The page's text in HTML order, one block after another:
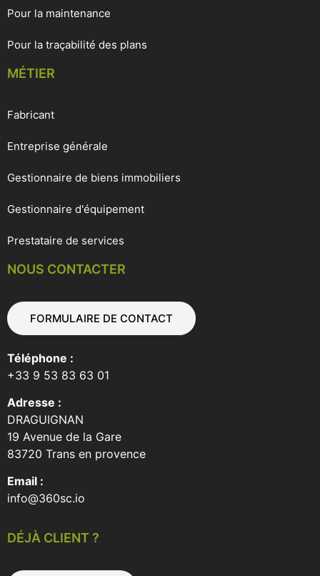
Pour la maintenance
Pour la traçabilité des plans
MÉTIER
Fabricant
Entreprise générale
Gestionnaire de biens immobiliers
Gestionnaire d'équipement
Prestataire de services
NOUS CONTACTER
FORMULAIRE DE CONTACT
Téléphone :
+33 9 53 83 63 01
Adresse :
DRAGUIGNAN
19 Avenue de la Gare
83720 Trans en provence
Email :
info@360sc.io
DÉJÀ CLIENT ?